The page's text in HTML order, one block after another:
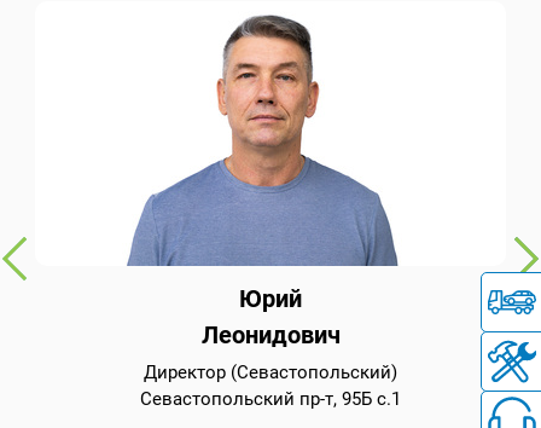
Юрий
Леонидович
Директор (Севастопольский)
Севастопольский пр-т, 95Б с.1